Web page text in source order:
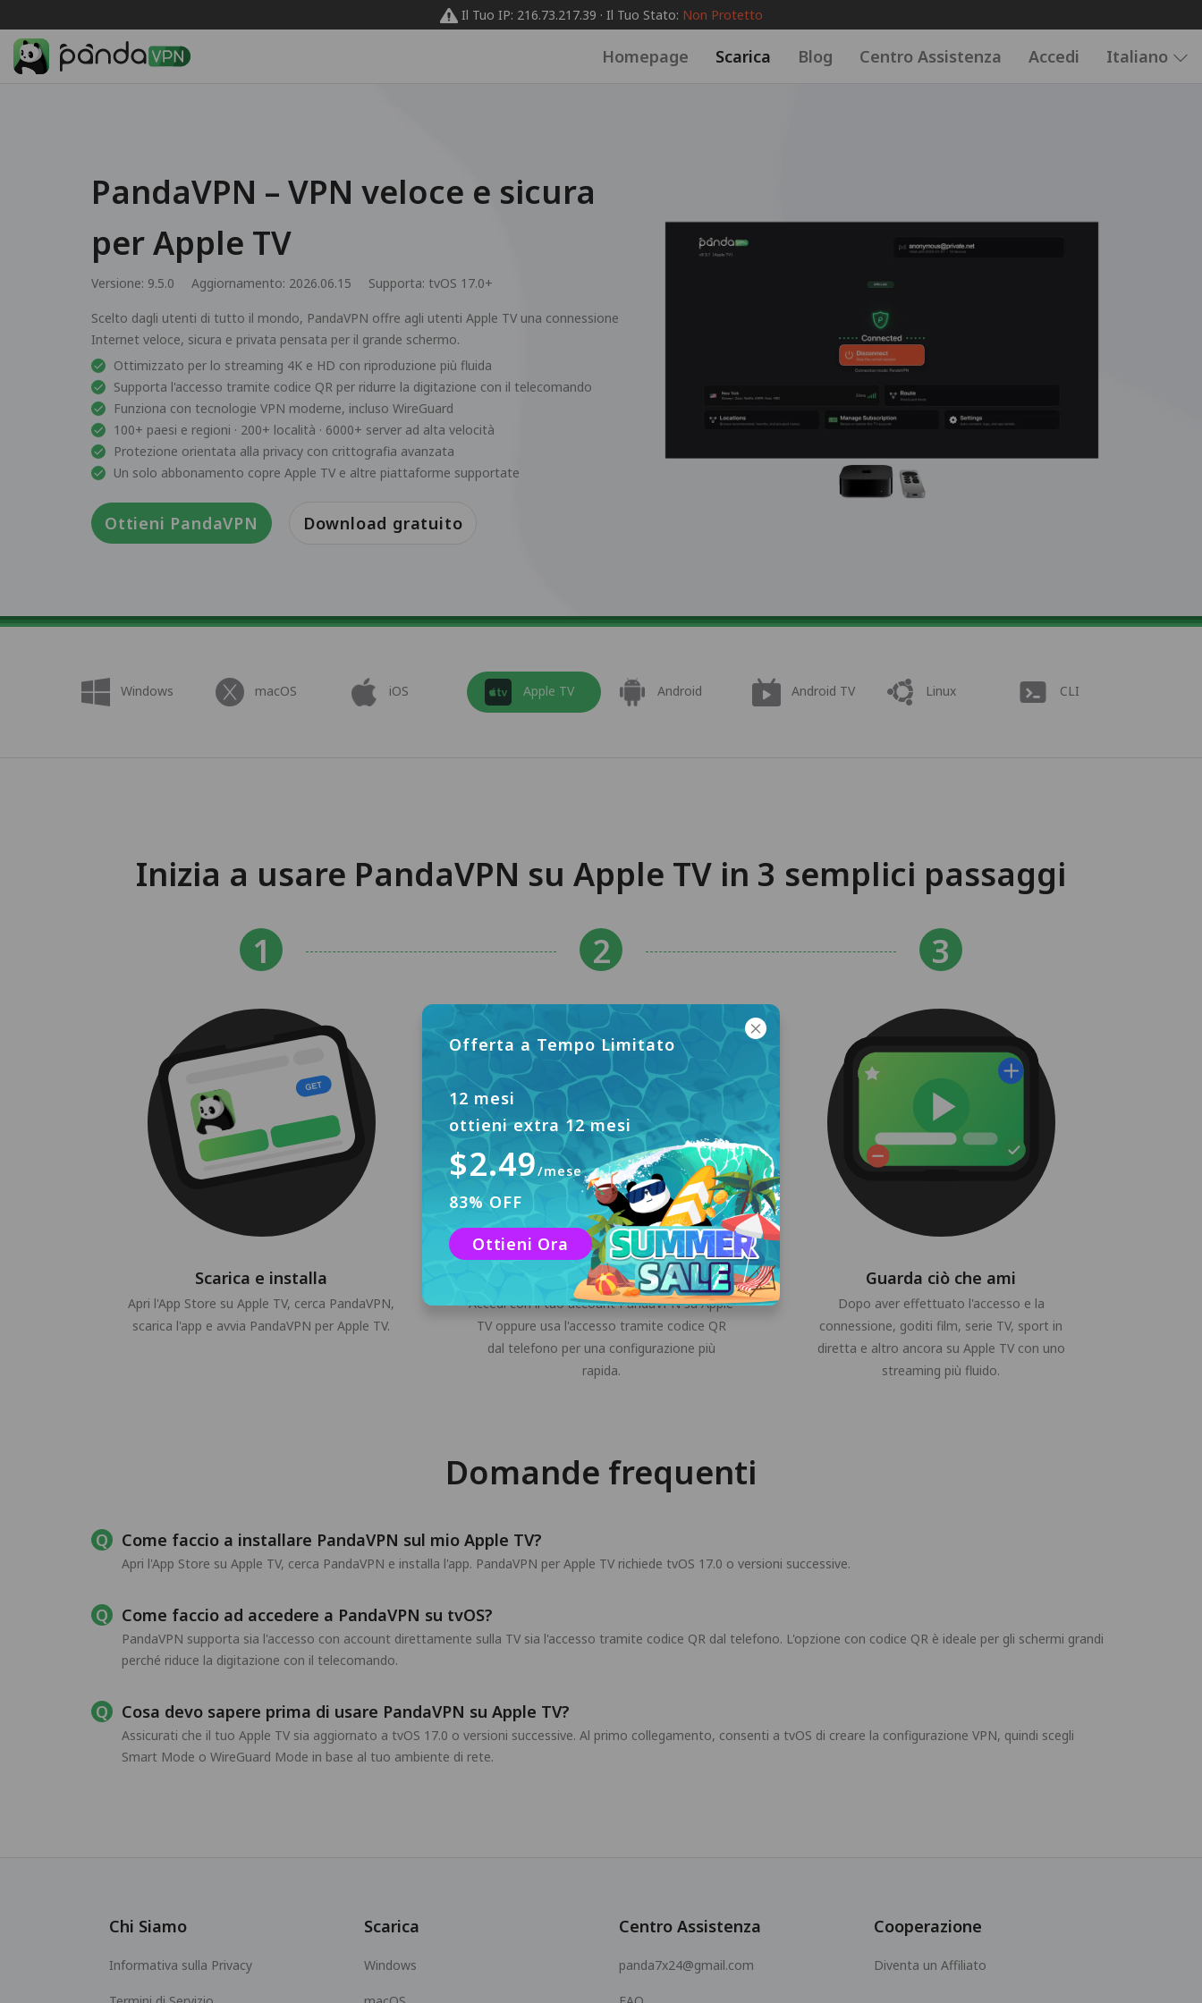
Il Tuo IP: 216.73.217.39 · Il Tuo Stato: Non Protetto
Homepage Scarica Blog Centro Assistenza Accedi Italiano
PandaVPN – VPN veloce e sicura
per Apple TV
Versione: 9.5.0 Aggiornamento: 2026.06.15 Supporta: tvOS 17.0+
Scelto dagli utenti di tutto il mondo, PandaVPN offre agli utenti Apple TV una connessione
Internet veloce, sicura e privata pensata per il grande schermo.
Ottimizzato per lo streaming 4K e HD con riproduzione più fluida
Supporta l'accesso tramite codice QR per ridurre la digitazione con il telecomando
Funziona con tecnologie VPN moderne, incluso WireGuard
100+ paesi e regioni · 200+ località · 6000+ server ad alta velocità
Protezione orientata alla privacy con crittografia avanzata
Un solo abbonamento copre Apple TV e altre piattaforme supportate
Ottieni PandaVPN Download gratuito
Windows macOS iOS Apple TV Android Android TV Linux CLI
Inizia a usare PandaVPN su Apple TV in 3 semplici passaggi
Scarica e installa
Apri l'App Store su Apple TV, cerca PandaVPN,
scarica l'app e avvia PandaVPN per Apple TV.
Accedi al tuo account PandaVPN
Accedi con il tuo account PandaVPN su Apple
TV oppure usa l'accesso tramite codice QR
dal telefono per una configurazione più
rapida.
Guarda ciò che ami
Dopo aver effettuato l'accesso e la
connessione, goditi film, serie TV, sport in
diretta e altro ancora su Apple TV con uno
streaming più fluido.
Domande frequenti
Come faccio a installare PandaVPN sul mio Apple TV?
Apri l'App Store su Apple TV, cerca PandaVPN e installa l'app. PandaVPN per Apple TV richiede tvOS 17.0 o versioni successive.
Come faccio ad accedere a PandaVPN su tvOS?
PandaVPN supporta sia l'accesso con account direttamente sulla TV sia l'accesso tramite codice QR dal telefono. L'opzione con codice QR è ideale per gli schermi grandi
perché riduce la digitazione con il telecomando.
Cosa devo sapere prima di usare PandaVPN su Apple TV?
Assicurati che il tuo Apple TV sia aggiornato a tvOS 17.0 o versioni successive. Al primo collegamento, consenti a tvOS di creare la configurazione VPN, quindi scegli
Smart Mode o WireGuard Mode in base al tuo ambiente di rete.
Offerta a Tempo Limitato
12 mesi
ottieni extra 12 mesi
$2.49/mese
83% OFF
Ottieni Ora
Chi Siamo
Informativa sulla Privacy
Scarica
Windows
Centro Assistenza
panda7x24@gmail.com
Cooperazione
Diventa un Affiliato